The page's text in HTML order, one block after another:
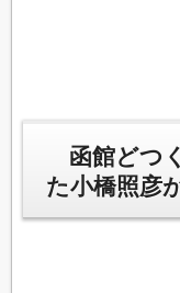
函館どつ
た小橋照彦